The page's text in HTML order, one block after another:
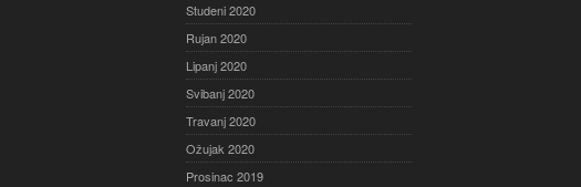
Studeni 2020
Rujan 2020
Lipanj 2020
Svibanj 2020
Travanj 2020
Ožujak 2020
Prosinac 2019